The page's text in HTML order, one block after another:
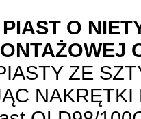
O
ZE
NAKRĘTKI